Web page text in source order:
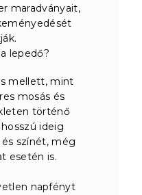
maradványait,
lepedő?
mellett, mint
mosás és
történő
ideig
színét, még
esetén is.
napfényt